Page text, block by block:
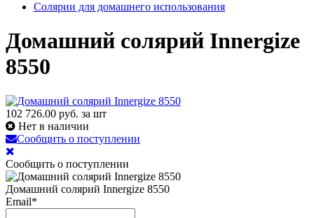
Солярии для домашнего использования
Домашний солярий Innergize
8550
102 726.00 руб. за шт
Нет в наличии
Сообщить о поступлении
Сообщить о поступлении
Домашний солярий Innergize 8550
Email*